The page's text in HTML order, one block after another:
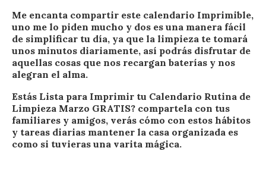
Me encanta compartir este calendario Imprimible,
uno me lo piden mucho y dos es una manera fácil
de simplificar tu día, ya que la limpieza te tomará
unos minutos diariamente, así podrás disfrutar de
aquellas cosas que nos recargan baterías y nos
alegran el alma.
Estás Lista para Imprimir tu Calendario Rutina de
Limpieza Marzo GRATIS? compartela con tus
familiares y amigos, verás cómo con estos hábitos
y tareas diarias mantener la casa organizada es
como si tuvieras una varita mágica.